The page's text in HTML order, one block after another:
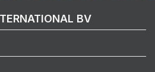
BV